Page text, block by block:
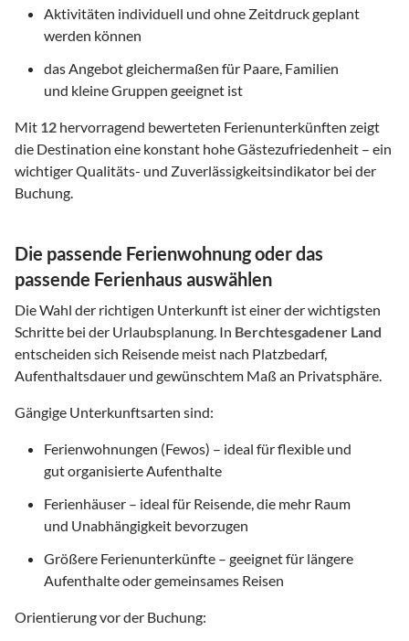
Aktivitäten individuell und ohne Zeitdruck geplant
werden können
das Angebot gleichermaßen für Paare, Familien
und kleine Gruppen geeignet ist
Mit 12 hervorragend bewerteten Ferienunterkünften zeigt
die Destination eine konstant hohe Gästezufriedenheit – ein
wichtiger Qualitäts- und Zuverlässigkeitsindikator bei der
Buchung.
Die passende Ferienwohnung oder das
passende Ferienhaus auswählen
Die Wahl der richtigen Unterkunft ist einer der wichtigsten
Schritte bei der Urlaubsplanung. In Berchtesgadener Land
entscheiden sich Reisende meist nach Platzbedarf,
Aufenthaltsdauer und gewünschtem Maß an Privatsphäre.
Gängige Unterkunftsarten sind:
Ferienwohnungen (Fewos) – ideal für flexible und
gut organisierte Aufenthalte
Ferienhäuser – ideal für Reisende, die mehr Raum
und Unabhängigkeit bevorzugen
Größere Ferienunterkünfte – geeignet für längere
Aufenthalte oder gemeinsames Reisen
Orientierung vor der Buchung: